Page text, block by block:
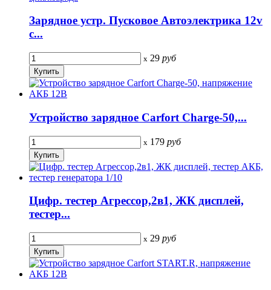
Зарядное устр. Пусковое Автоэлектрика 12v
с...
x 29 руб
Устройство зарядное Carfort Charge-50,...
x 179 руб
Цифр. тестер Агрессор,2в1, ЖК дисплей,
тестер...
x 29 руб